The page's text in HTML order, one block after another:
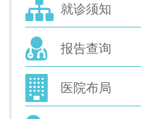
就诊须知
报告查询
医院布局